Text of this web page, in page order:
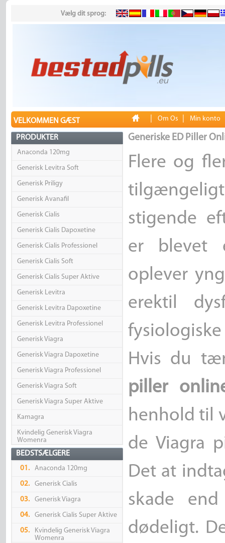
Vælg dit sprog:
VELKOMMEN GÆST Om Os Min konto
PRODUKTER
Anaconda 120mg
Generisk Levitra Soft
Generisk Priligy
Generisk Avanafil
Generisk Cialis
Generisk Cialis Dapoxetine
Generisk Cialis Professionel
Generisk Cialis Soft
Generisk Cialis Super Aktive
Generisk Levitra
Generisk Levitra Dapoxetine
Generisk Levitra Professionel
Generisk Viagra
Generisk Viagra Dapoxetine
Generisk Viagra Professionel
Generisk Viagra Soft
Generisk Viagra Super Aktive
Kamagra
Kvindelig Generisk Viagra
Womenra
BEDSTSÆLGERE
01. Anaconda 120mg
02. Generisk Cialis
03. Generisk Viagra
04. Generisk Cialis Super Aktive
05.
Kvindelig Generisk Viagra
Womenra
Generiske ED Piller
Flere og
stigende
er blevet
oplever
erektil
Hvis du
piller
henhold til
de Viagra
Det at
skade
dødeligt.